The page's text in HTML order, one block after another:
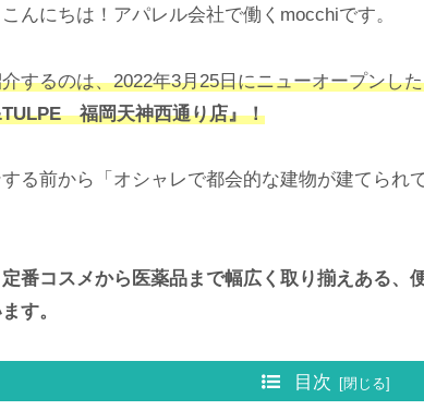
んにちは！アパレル会社で働くmocchiです。
するのは、2022年3月25日にニューオープンした
福岡天神西通り店』！
る前から「オシャレで都会的な建物が建てられ
番コスメから医薬品まで幅広く取り揃えある、
す。
目次